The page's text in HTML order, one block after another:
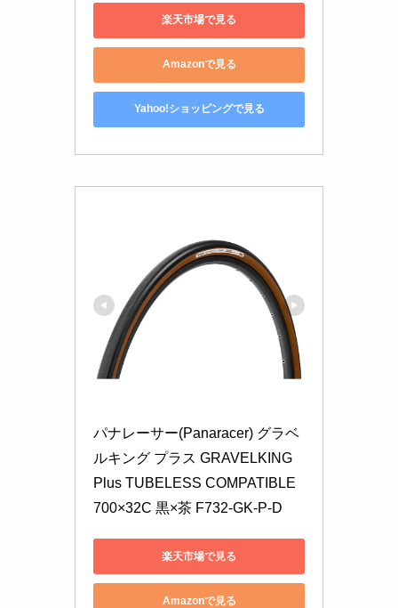
楽天市場で見る
Amazonで見る
Yahoo!ショッピングで見る
パナレーサー(Panaracer) グラベ
ルキング プラス GRAVELKING
Plus TUBELESS COMPATIBLE
700×32C 黒×茶 F732-GK-P-D
楽天市場で見る
Amazonで見る